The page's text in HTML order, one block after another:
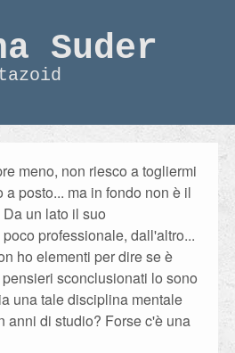
Suder
meno, non riesco a togliermi
posto... ma in fondo non è il
un lato il suo
professionale, dall'altro...
ho elementi per dire se è
sconclusionati lo sono
una tale disciplina mentale
anni di studio? Forse c'è una